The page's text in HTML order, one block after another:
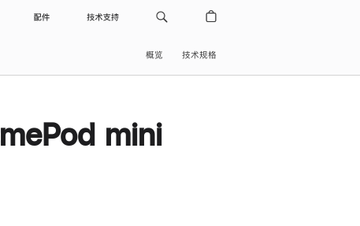
配件 技术支持
概览 技术规格
mini